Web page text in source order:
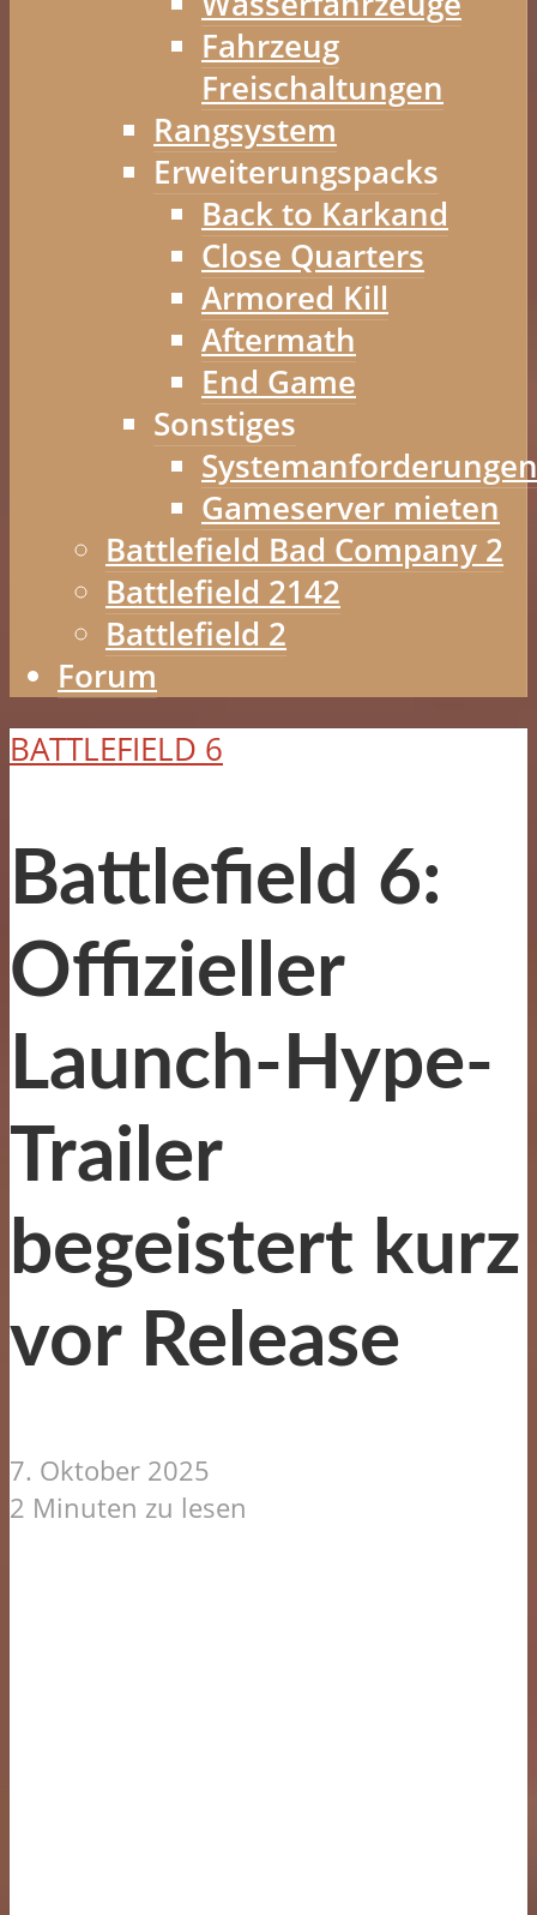
Fahrzeug
Freischaltungen
Rangsystem
Erweiterungspacks
Back to Karkand
Close Quarters
Armored Kill
Aftermath
End Game
Sonstiges
Systemanforderungen
Gameserver mieten
Battlefield Bad Company 2
Battlefield 2142
Battlefield 2
Forum
BATTLEFIELD 6
Battlefield 6:
Offizieller
Launch-Hype-
Trailer
begeistert kurz
vor Release
7. Oktober 2025
2 Minuten zu lesen